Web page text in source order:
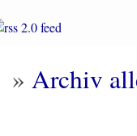
» Archiv